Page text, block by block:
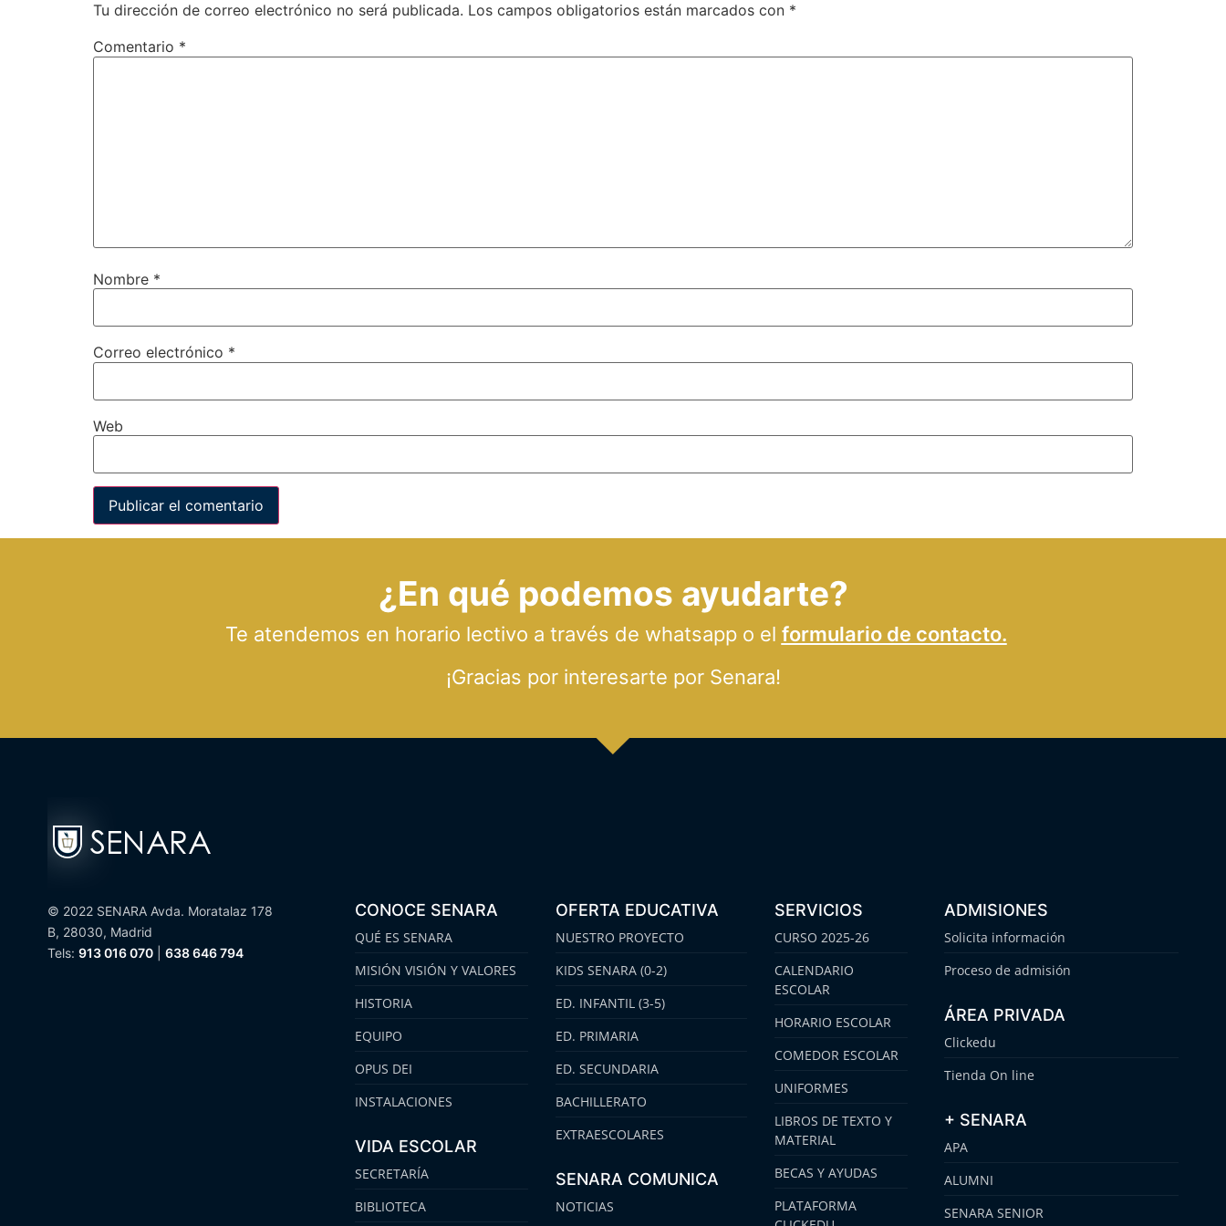
Tu dirección de correo electrónico no será publicada. Los campos obligatorios están marcados con *
Comentario *
Nombre *
Correo electrónico *
Web
¿En qué podemos ayudarte?
Te atendemos en horario lectivo a través de whatsapp o el formulario de contacto.
¡Gracias por interesarte por Senara!
© 2022 SENARA Avda. Moratalaz 178
B, 28030, Madrid
Tels: 913 016 070 638 646 794
CONOCE SENARA
QUÉ ES SENARA
MISIÓN VISIÓN Y VALORES
HISTORIA
EQUIPO
OPUS DEI
INSTALACIONES
VIDA ESCOLAR
SECRETARÍA
BIBLIOTECA
OFERTA EDUCATIVA
NUESTRO PROYECTO
KIDS SENARA (0-2)
ED. INFANTIL (3-5)
ED. PRIMARIA
ED. SECUNDARIA
BACHILLERATO
EXTRAESCOLARES
SENARA COMUNICA
NOTICIAS
SERVICIOS
CURSO 2025-26
CALENDARIO
ESCOLAR
HORARIO ESCOLAR
COMEDOR ESCOLAR
UNIFORMES
LIBROS DE TEXTO Y
MATERIAL
BECAS Y AYUDAS
PLATAFORMA
ADMISIONES
Solicita información
Proceso de admisión
ÁREA PRIVADA
Clickedu
Tienda On line
+ SENARA
APA
ALUMNI
SENARA SENIOR